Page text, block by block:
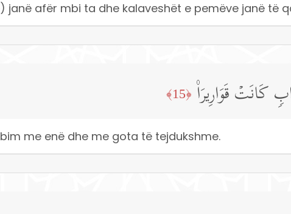
janë afër mbi ta dhe kalaveshët e pemëve janë të
كَانَتۡ قَوَارِیرَا۠ ﴿15﴾
me enë dhe me gota të tejdukshme.